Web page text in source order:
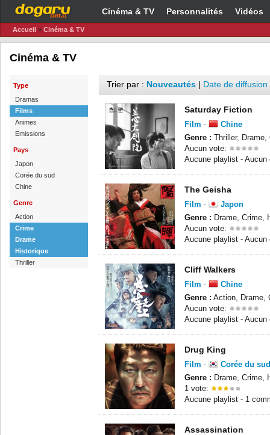
Cinéma & TV Personnalités Vidéos
Accueil » Cinéma & TV
Cinéma & TV
Type
Dramas
Films
Animes
Emissions
Pays
Japon
Corée du sud
Chine
Genre
Action
Crime
Drame
Historique
Thriller
Trier par : Nouveautés | Date de diffusion
Saturday Fiction
Film -
Chine
Genre : Thriller,
Aucun vote:
Aucune playlist - Aucun
The Geisha
Film -
Japon
Genre : Drame, Crime,
Aucun vote:
Aucune playlist - Aucun
Cliff Walkers
Film -
Chine
Genre : Action, Drame,
Aucun vote:
Aucune playlist - Aucun
Drug King
Film -
Corée du sud
Genre : Drame, Crime,
1 vote:
Aucune playlist - 1
Assassination